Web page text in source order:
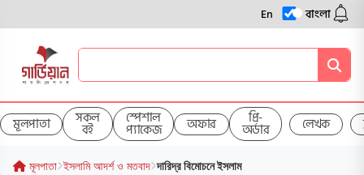
En বাংলা
মূলপাতা সকল
বই
স্পেশাল
প্যাকেজ অফার প্রি-
অর্ডার লেখক
মূলপাতা ইসলামি আদর্শ ও মতবাদ দারিদ্র বিমোচনে ইসলাম